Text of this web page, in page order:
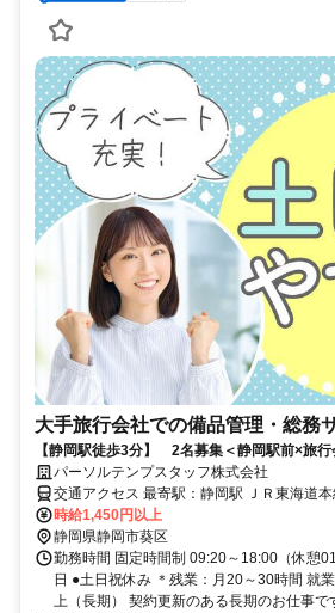
大手旅行会社での備品管理・総務
【静岡駅徒歩3分】 2名募集＜静岡駅前×旅
ゆっくり9:20～
パーソルテンプスタッフ株式会社
交通アクセス 最寄駅：静岡駅 ＪＲ東海道本線(熱海－米原) 静岡駅 徒
歩3分 静岡鉄道静岡清水線 新静岡駅 徒歩5
時給1,450円以上
静岡県静岡市葵区
勤務時間 固定時間制 09:20～18:00（休憩
日 ●土日祝休み ＊残業：月20～30時間 就
上（長期） 契約更新のある長期のお仕事で